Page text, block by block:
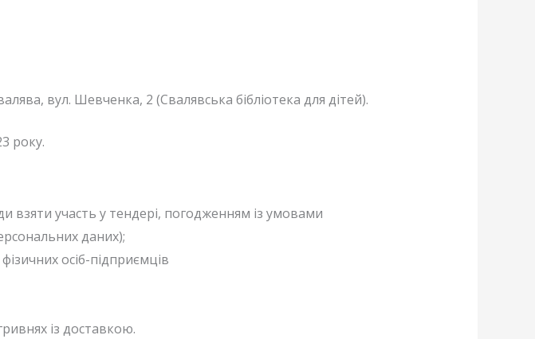
вул. Шевченка, 2 (Свалявська бібліотека для дітей).
року.
взяти участь у тендері, погодженням із умовами
даних);
осіб-підприємців
із доставкою.